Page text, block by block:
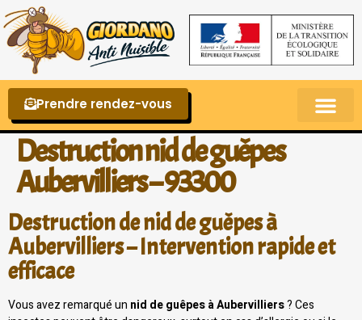
Prendre rendez-vous
Destruction nid de guêpes
Aubervilliers – 93300
Destruction de nid de guêpes à
Aubervilliers – Intervention rapide et
efficace
Vous avez remarqué un nid de guêpes à Aubervilliers? Ces